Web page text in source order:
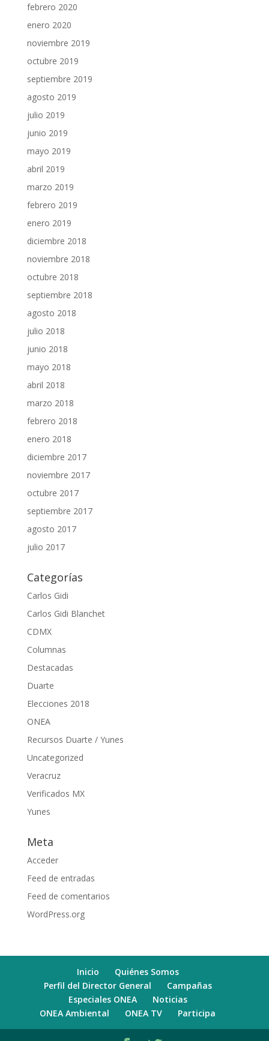
febrero 2020
enero 2020
noviembre 2019
octubre 2019
septiembre 2019
agosto 2019
julio 2019
junio 2019
mayo 2019
abril 2019
marzo 2019
febrero 2019
enero 2019
diciembre 2018
noviembre 2018
octubre 2018
septiembre 2018
agosto 2018
julio 2018
junio 2018
mayo 2018
abril 2018
marzo 2018
febrero 2018
enero 2018
diciembre 2017
noviembre 2017
octubre 2017
septiembre 2017
agosto 2017
julio 2017
Categorías
Carlos Gidi
Carlos Gidi Blanchet
CDMX
Columnas
Destacadas
Duarte
Elecciones 2018
ONEA
Recursos Duarte / Yunes
Uncategorized
Veracruz
Verificados MX
Yunes
Meta
Acceder
Feed de entradas
Feed de comentarios
WordPress.org
Inicio
Quiénes Somos
Perfil del Director General
Campañas
Especiales ONEA
Noticias
ONEA Ambiental
ONEA TV Participa